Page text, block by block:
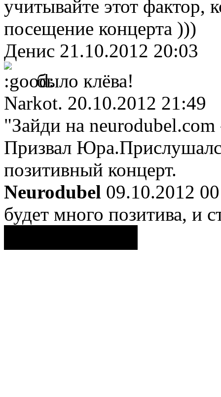
учитывайте этот фактор,
посещение концерта )))
Денис 21.10.2012 20:03
было клёва!
Narkot. 20.10.2012 21:49
"Зайди на
Призвал
позитивный концерт.
Neurodubel 09.10.2012
будет много позитива, и